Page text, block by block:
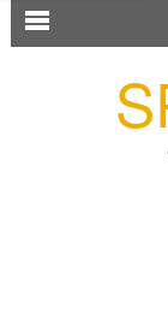
SECTIONS